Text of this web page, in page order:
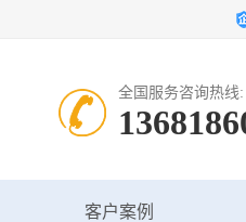
全国服务咨询热线:
客户案例